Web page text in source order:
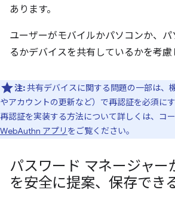
あります。
ユーザーがモバイルかパソコンか、
るかデバイスを共有しているかを考慮
注:共有デバイスに関する問題の一部は、
やアカウントの更新など）で再認証を必須に
再認証を実装する方法について詳しくは、コ
WebAuthn アプリ をご覧ください。
パスワード マネージャー
を安全に提案、保存でき